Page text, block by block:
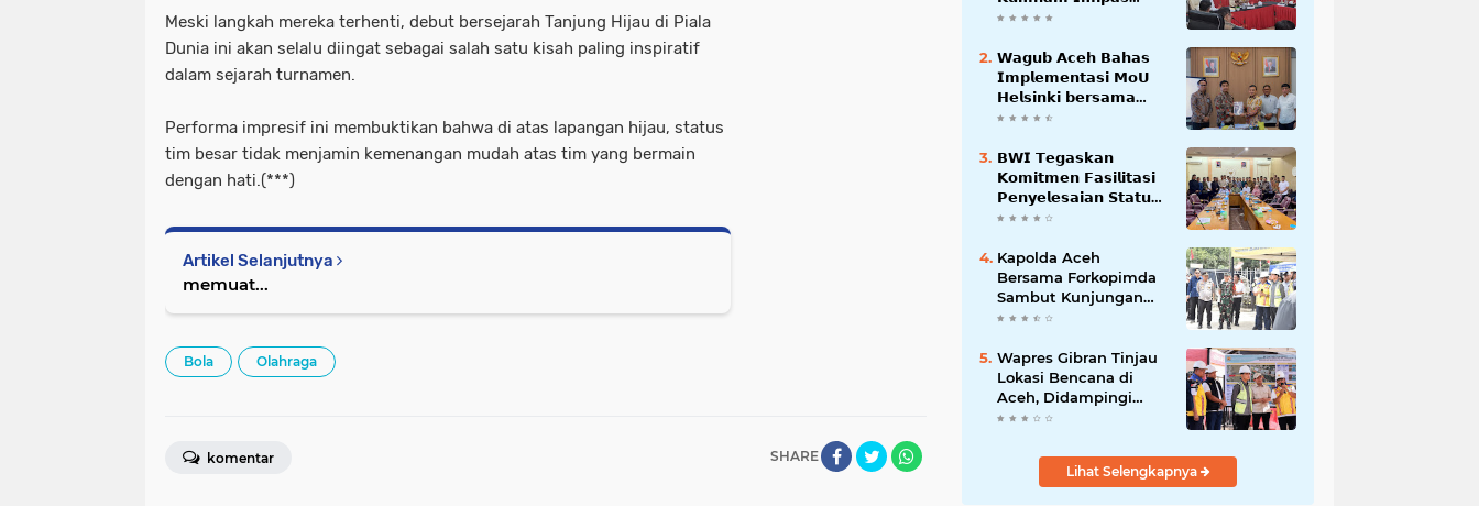
​Meski langkah mereka terhenti, debut bersejarah Tanjung Hijau di Piala
Dunia ini akan selalu diingat sebagai salah satu kisah paling inspiratif
dalam sejarah turnamen.
Performa impresif ini membuktikan bahwa di atas lapangan hijau, status
tim besar tidak menjamin kemenangan mudah atas tim yang bermain
dengan hati.(***)
Artikel Selanjutnya
memuat...
Bola Olahraga
SHARE
komentar
𝗧𝗲𝗿𝗸𝗮𝗶𝘁 𝗦𝘁𝗮𝘁𝘂𝘀 𝗪𝗮𝗸𝗮𝗳
𝗪𝗮𝗴𝘂𝗯 𝗔𝗰𝗲𝗵 𝗕𝗮𝗵𝗮𝘀
𝗜𝗺𝗽𝗹𝗲𝗺𝗲𝗻𝘁𝗮𝘀𝗶 𝗠𝗼𝗨
𝗛𝗲𝗹𝘀𝗶𝗻𝗸𝗶 𝗯𝗲𝗿𝘀𝗮𝗺𝗮
𝗦𝗲𝗸𝗿𝗲𝘁𝗮𝗿𝗶𝗮𝘁 𝗡𝗲𝗴𝗮𝗿𝗮
𝗕𝗪𝗜 𝗧𝗲𝗴𝗮𝘀𝗸𝗮𝗻
𝗞𝗼𝗺𝗶𝘁𝗺𝗲𝗻 𝗙𝗮𝘀𝗶𝗹𝗶𝘁𝗮𝘀𝗶
𝗣𝗲𝗻𝘆𝗲𝗹𝗲𝘀𝗮𝗶𝗮𝗻 𝗦𝘁𝗮𝘁𝘂𝘀
𝗪𝗮𝗸𝗮𝗳 𝗕𝗹𝗮𝗻𝗴 𝗣𝗮𝗱𝗮𝗻𝗴
Kapolda Aceh
Bersama Forkopimda
Sambut Kunjungan
Kerja Wakil Presiden
Bireuen
Wapres Gibran Tinjau
Lokasi Bencana di
Aceh, Didampingi
Wagub Dek Fadh
Lihat Selengkapnya